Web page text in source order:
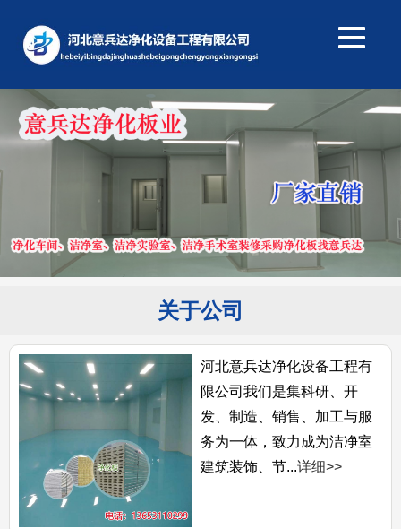
关于公司
河北意兵达净化设备工程有
限公司我们是集科研、开
发、制造、销售、加工与服
务为一体，致力成为洁净室
建筑装饰、节...详细>>